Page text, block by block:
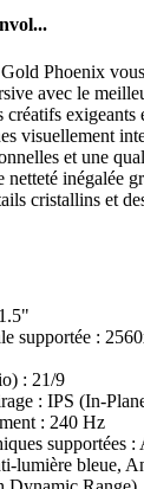
Phoenix
avec le
créatifs exigeants
visuellement
et une
inégalée
cristallins et
supportée :
: 21/9
: IPS (In-
: 240 Hz
supportées
lumière bleue,